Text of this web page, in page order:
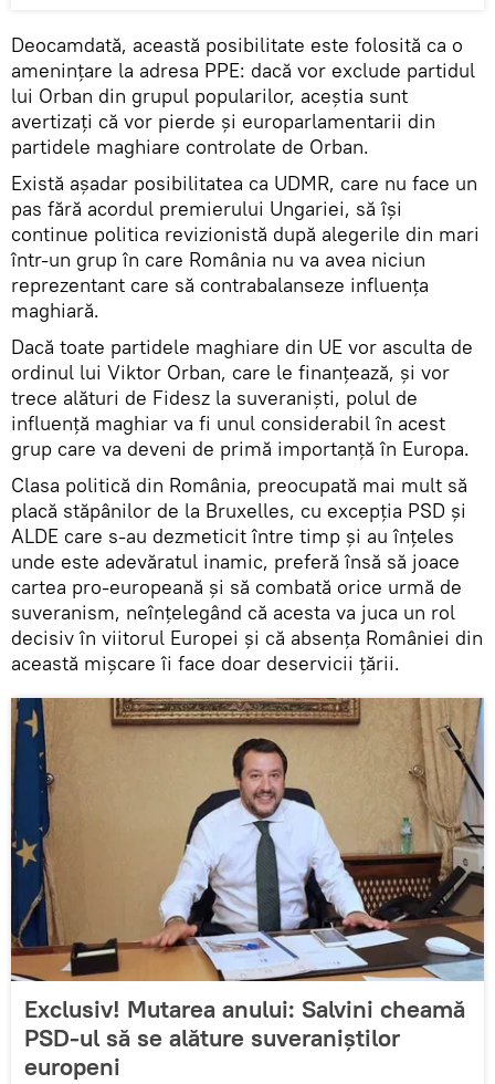
Deocamdată, această posibilitate este folosită ca o
amenințare la adresa PPE: dacă vor exclude partidul
lui Orban din grupul popularilor, aceștia sunt
avertizați că vor pierde și europarlamentarii din
partidele maghiare controlate de Orban.
Există așadar posibilitatea ca UDMR, care nu face un
pas fără acordul premierului Ungariei, să își
continue politica revizionistă după alegerile din mari
într-un grup în care România nu va avea niciun
reprezentant care să contrabalanseze influența
maghiară.
Dacă toate partidele maghiare din UE vor asculta de
ordinul lui Viktor Orban, care le finanțează, și vor
trece alături de Fidesz la suveraniști, polul de
influență maghiar va fi unul considerabil în acest
grup care va deveni de primă importanță în Europa.
Clasa politică din România, preocupată mai mult să
placă stăpânilor de la Bruxelles, cu excepția PSD și
ALDE care s-au dezmeticit între timp și au înțeles
unde este adevăratul inamic, preferă însă să joace
cartea pro-europeană și să combată orice urmă de
suveranism, neînțelegând că acesta va juca un rol
decisiv în viitorul Europei și că absența României din
această mișcare îi face doar deservicii țării.
Exclusiv! Mutarea anului: Salvini cheamă
PSD-ul să se alăture suveraniștilor
europeni